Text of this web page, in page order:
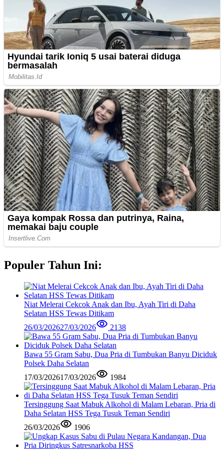
Populer Tahun Ini:
Niat Melerai Cekcok Anak dan Ibu, Ayah Tiri di Daha
Selatan HSS Tewas Ditikam
26/03/202627/03/2026 2138
Bawa 55 Gram Sabu, Dua Pria di Tumbukan Banyu Diciduk
Polsek Daha Selatan
17/03/202617/03/2026 1984
Tersinggung Saat Mabuk Alkohol di Malam Lebaran, Pria di
Daha Selatan HSS Tega Tusuk Teman Sendiri
26/03/2026
1906